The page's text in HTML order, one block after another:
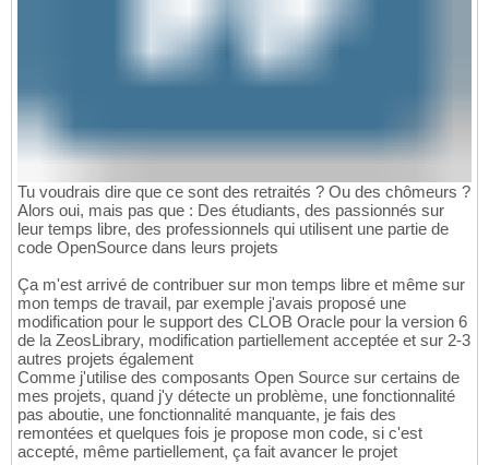
Tu voudrais dire que ce sont des retraités ? Ou des chômeurs ?
Alors oui, mais pas que : Des étudiants, des passionnés sur
leur temps libre, des professionnels qui utilisent une partie de
code OpenSource dans leurs projets
Ça m'est arrivé de contribuer sur mon temps libre et même sur
mon temps de travail, par exemple j'avais proposé une
modification pour le support des CLOB Oracle pour la version 6
de la ZeosLibrary, modification partiellement acceptée et sur 2-3
autres projets également
Comme j'utilise des composants Open Source sur certains de
mes projets, quand j'y détecte un problème, une fonctionnalité
pas aboutie, une fonctionnalité manquante, je fais des
remontées et quelques fois je propose mon code, si c'est
accepté, même partiellement, ça fait avancer le projet